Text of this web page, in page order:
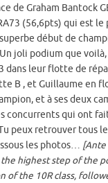
de Graham Bantock
(56,6pts) qui est le
début de
joli podium que
dans leur flotte de
B , et Guillaume en
et à ses deux
concurrents qui ont
peux retrouver tous
les photos… [Ante
highest step of the
of the 10R class,